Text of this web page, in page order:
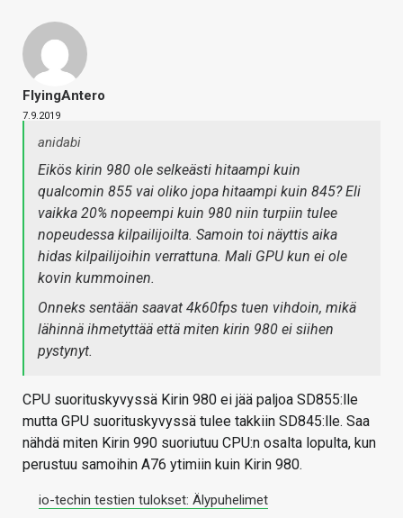
FlyingAntero
7.9.2019
anidabi
Eikös kirin 980 ole selkeästi hitaampi kuin
qualcomin 855 vai oliko jopa hitaampi kuin 845? Eli
vaikka 20% nopeempi kuin 980 niin turpiin tulee
nopeudessa kilpailijoilta. Samoin toi näyttis aika
hidas kilpailijoihin verrattuna. Mali GPU kun ei ole
kovin kummoinen.
Onneks sentään saavat 4k60fps tuen vihdoin, mikä
lähinnä ihmetyttää että miten kirin 980 ei siihen
pystynyt.
CPU suorituskyvyssä Kirin 980 ei jää paljoa SD855:lle
mutta GPU suorituskyvyssä tulee takkiin SD845:lle. Saa
nähdä miten Kirin 990 suoriutuu CPU:n osalta lopulta, kun
perustuu samoihin A76 ytimiin kuin Kirin 980.
io-techin testien tulokset: Älypuhelimet